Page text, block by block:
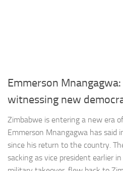
Emmerson
witnessing new
Zimbabwe is entering a new era
Emmerson Mnangagwa has said
since his return to the country.
sacking as vice president earlier